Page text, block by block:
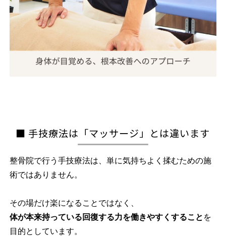
■ 手技療法は「マッサージ」とは違います
整骨院で行う手技療法は、単に気持ちよく揉むための施
術ではありません。
その場だけ楽になることではなく、
体が本来持っている回復する力を働きやすくすること を
目的としています。